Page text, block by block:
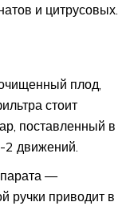
и цитрусовых.
плод,
стоит
поставленный в
2 движений.
—
ручки приводит в